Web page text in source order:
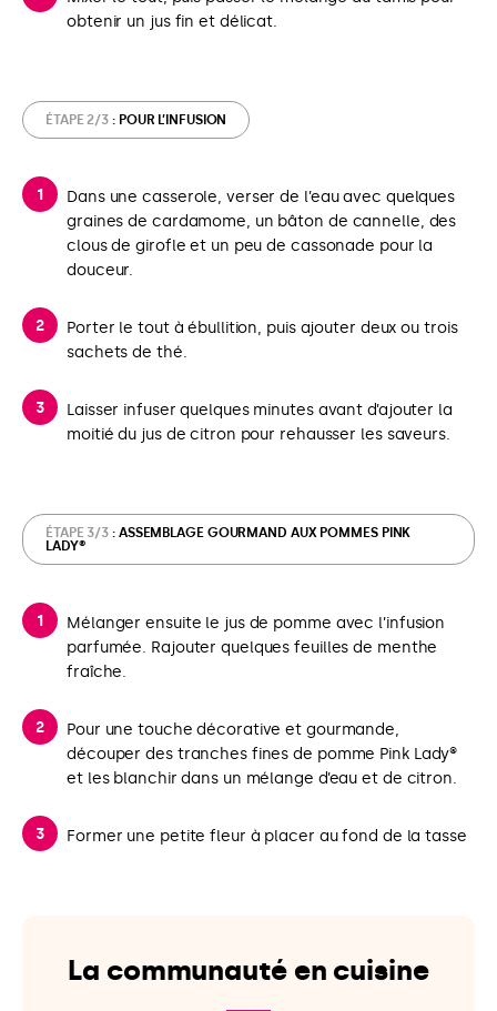
obtenir un jus fin et délicat.
ÉTAPE 2/3 : POUR L’INFUSION
Dans une casserole, verser de l’eau avec quelques
graines de cardamome, un bâton de cannelle, des
clous de girofle et un peu de cassonade pour la
douceur.
Porter le tout à ébullition, puis ajouter deux ou trois
sachets de thé.
Laisser infuser quelques minutes avant d’ajouter la
moitié du jus de citron pour rehausser les saveurs.
ÉTAPE 3/3 : ASSEMBLAGE GOURMAND AUX POMMES PINK
LADY®
Mélanger ensuite le jus de pomme avec l’infusion
parfumée. Rajouter quelques feuilles de menthe
fraîche.
Pour une touche décorative et gourmande,
découper des tranches fines de pomme Pink Lady®
et les blanchir dans un mélange d’eau et de citron.
Former une petite fleur à placer au fond de la tasse
La communauté en cuisine